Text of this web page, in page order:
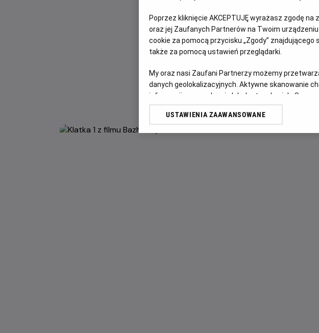
OPIS FILMU
Історія
відгукується
протистоять
відбуватися
Poprzez kliknięcie AKCEPTUJĘ wyrażasz zgodę
oraz jej Zaufanych Partnerów na Twoim
cookie za pomocą przycisku „Zgody”
także za pomocą ustawień przeglądarki.
My oraz nasi Zaufani Partnerzy możemy
danych geolokalizacyjnych. Aktywne skanowanie
informacji na urządzeniu lub dostęp do nich.
odbiorców i ulepszanie usług.
USTAWIENIA ZAAWANSOWANE